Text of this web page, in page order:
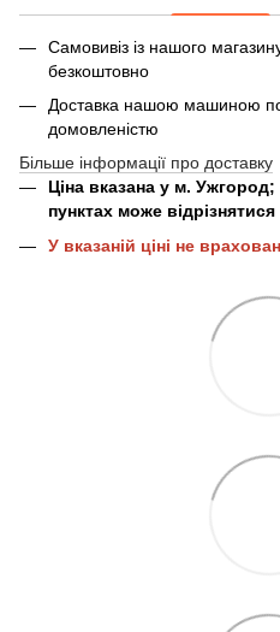
Самовивіз із нашого
безкоштовно
Доставка нашою машиною по
домовленістю
Більше інформації про доставку
Ціна вказана у м.
пунктах може відрізнятися
У вказаній ціні не